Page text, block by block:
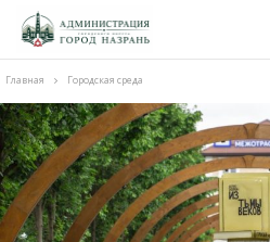
Главная Городская среда